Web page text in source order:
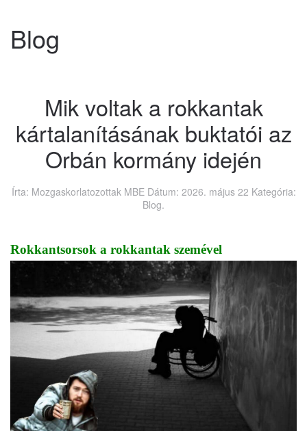
Blog
Mik voltak a rokkantak
kártalanításának buktatói az
Orbán kormány idején
Írta: Mozgaskorlatozottak MBE Dátum: 2026. május 22 Kategória:
Blog.
Rokkantsorsok a rokkantak szemével